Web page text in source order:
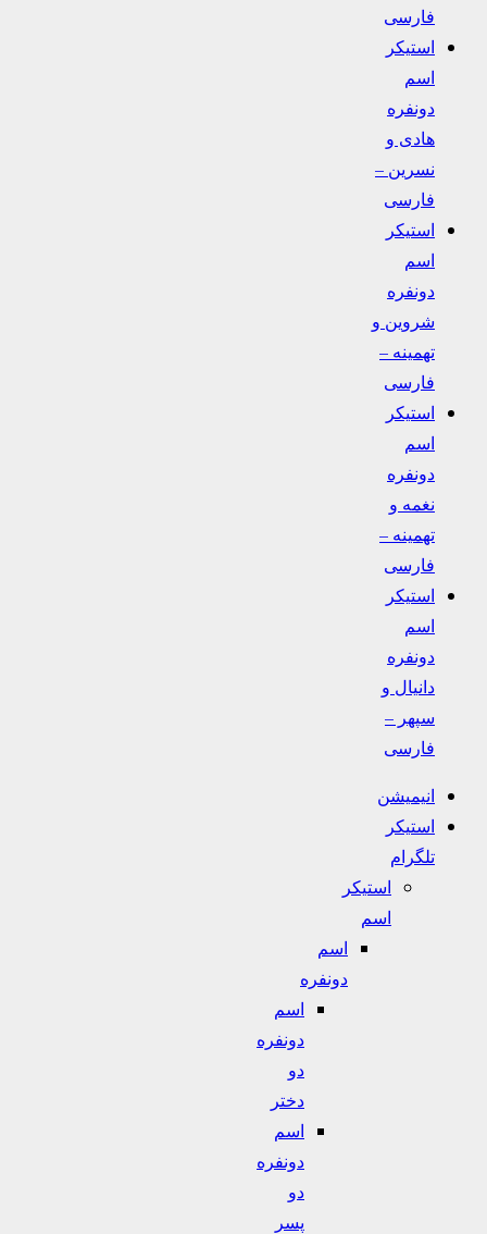
فارسی
استیکر
اسم
دونفره
هادی و
نسرین –
فارسی
استیکر
اسم
دونفره
شروین و
تهمینه –
فارسی
استیکر
اسم
دونفره
نغمه و
تهمینه –
فارسی
استیکر
اسم
دونفره
دانیال و
سپهر –
فارسی
انیمیشن
استیکر
تلگرام
استیکر
اسم
اسم
دونفره
اسم
دونفره
دو
دختر
اسم
دونفره
دو
پسر